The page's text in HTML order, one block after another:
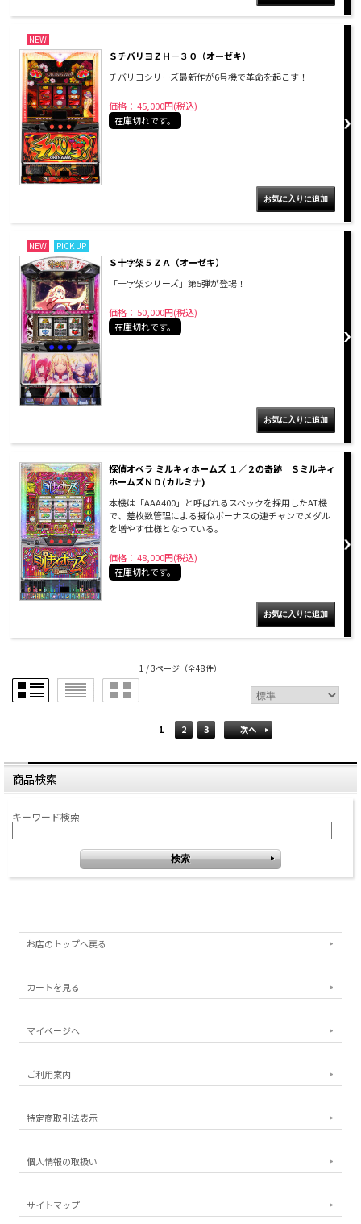
NEW
ＳチバリヨＺＨ－３０（オーゼキ）
チバリヨシリーズ最新作が6号機で革命を起こす！
価格： 45,000円(税込)
在庫切れです。
NEW PICK UP
Ｓ十字架５ＺＡ（オーゼキ）
「十字架シリーズ」第5弾が登場！
価格： 50,000円(税込)
在庫切れです。
探偵オペラ ミルキィホームズ １／２の奇跡 Ｓミルキィ
ホームズＮＤ(カルミナ)
本機は「AAA400」と呼ばれるスペックを採用したAT機
で、差枚数管理による擬似ボーナスの連チャンでメダル
を増やす仕様となっている。
価格： 48,000円(税込)
在庫切れです。
1 / 3ページ （全48件）
1 2 3 次へ
商品検索
キーワード検索
お店のトップへ戻る
カートを見る
マイページへ
ご利用案内
特定商取引法表示
個人情報の取扱い
サイトマップ